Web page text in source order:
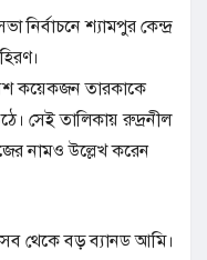
শ্যামপুর কেন্দ্র
কয়েকজন তারকাকে
সেই তালিকায় রুদ্রনীল
নামও উল্লেখ করেন
সব থেকে বড় ব্যানড আমি।